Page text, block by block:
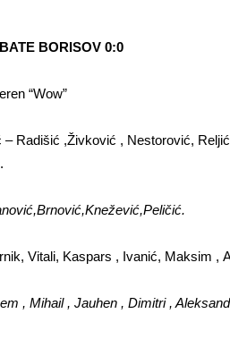
BORISOV 0:0
“Wow”
– Radišić ,Živković , Nestorović,
Vitali, Kaspars , Ivanić, Maksim ,
, Mihail , Jauhen , Dimitri ,